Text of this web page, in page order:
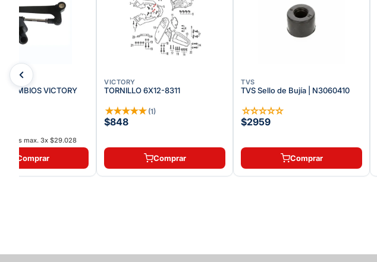
CAMBIOS VICTORY
max. 3x $29.028
Comprar
VICTORY
TORNILLO 6X12-8311
★★★★★ (1)
$848
Comprar
TVS
TVS Sello de Bujía | N3060410
☆☆☆☆☆
$2959
Comprar